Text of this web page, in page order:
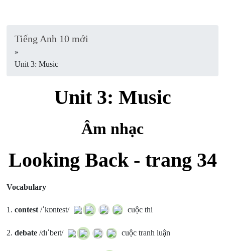
Tiếng Anh 10 mới
»
Unit 3: Music
Unit 3: Music
Âm nhạc
Looking Back - trang 34
Vocabulary
1.contest /ˈkɒntest/ cuộc thi
2.debate /dɪˈbeɪt/ cuộc tranh luận